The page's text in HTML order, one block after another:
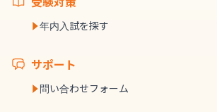
年内入試を探す
サポート
問い合わせフォーム